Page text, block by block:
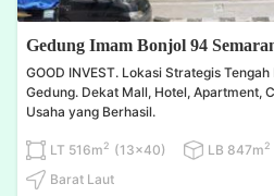
Gedung Imam Bonjol 94
GOOD INVEST. Lokasi Strategis
Gedung. Dekat Mall, Hotel, Apartment,
Usaha yang Berhasil.
LT 516m2 (13x40) LB 847m2
Barat Laut